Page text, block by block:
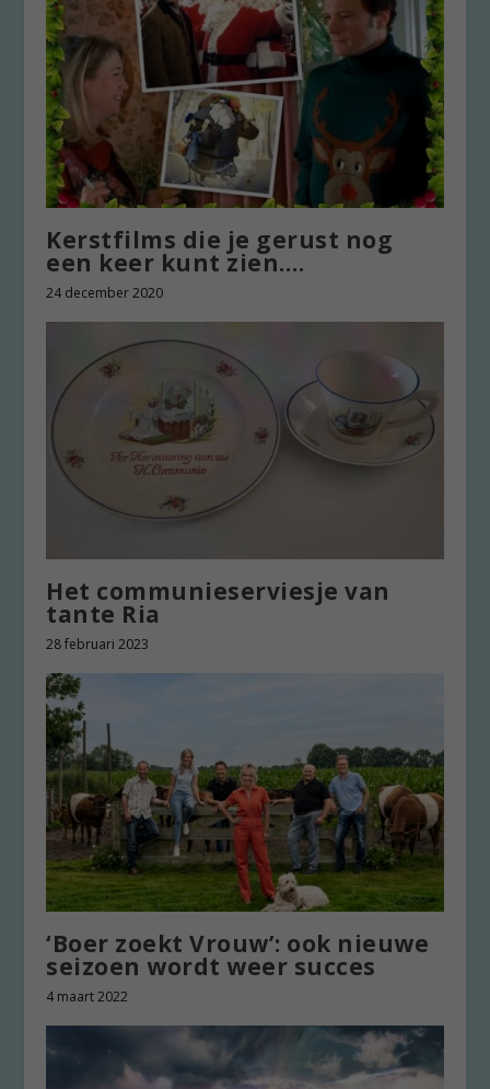
Kerstfilms die je gerust nog
een keer kunt zien….
24 december 2020
Het communieserviesje van
tante Ria
28 februari 2023
‘Boer zoekt Vrouw’: ook nieuwe
seizoen wordt weer succes
4 maart 2022